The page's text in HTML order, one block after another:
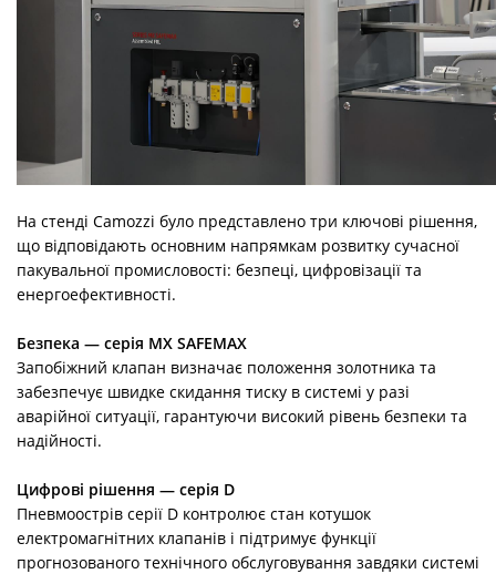
На стенді Camozzi було представлено три ключові рішення,
що відповідають основним напрямкам розвитку сучасної
пакувальної промисловості: безпеці, цифровізації та
енергоефективності.
Безпека — серія MX SAFEMAX
Запобіжний клапан визначає положення золотника та
забезпечує швидке скидання тиску в системі у разі
аварійної ситуації, гарантуючи високий рівень безпеки та
надійності.
Цифрові рішення — серія D
Пневмоострів серії D контролює стан котушок
електромагнітних клапанів і підтримує функції
прогнозованого технічного обслуговування завдяки системі